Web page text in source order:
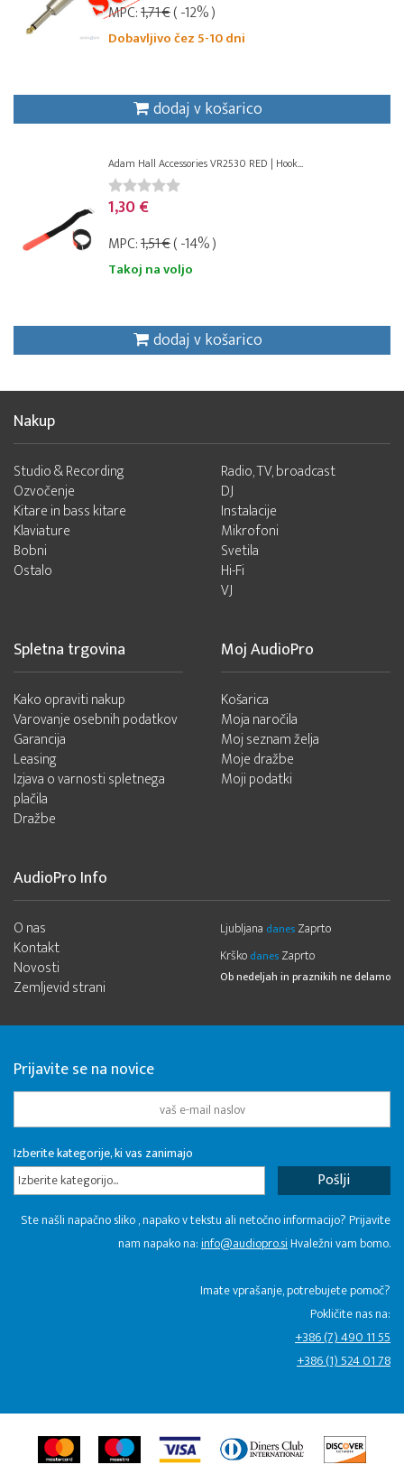
MPC:1,71 €( -12% )
Dobavljivo čez 5-10 dni
dodaj v košarico
Adam Hall Accessories VR2530 RED | Hook...
1,30 €
MPC:1,51 €( -14% )
Takoj na voljo
dodaj v košarico
Nakup
Studio & Recording
Ozvočenje
Kitare in bass kitare
Klaviature
Bobni
Ostalo
Radio, TV, broadcast
DJ
Instalacije
Mikrofoni
Svetila
Hi-Fi
VJ
Spletna trgovina
Kako opraviti nakup
Varovanje osebnih podatkov
Garancija
Leasing
Izjava o varnosti spletnega
plačila
Dražbe
Moj AudioPro
Košarica
Moja naročila
Moj seznam želja
Moje dražbe
Moji podatki
AudioPro Info
O nas
Kontakt
Novosti
Zemljevid strani
Ljubljana danes Zaprto
Krško danes Zaprto
Ob nedeljah in praznikih ne delamo
Prijavite se na novice
Izberite kategorije, ki vas zanimajo
Izberite kategorijo...
Ste našli napačno sliko , napako v tekstu ali netočno informacijo? Prijavite
nam napako na:info@audiopro.siHvaležni vam bomo.
Imate vprašanje, potrebujete pomoč?
Pokličite nas na:
+386 (7) 490 11 55
+386 (1) 524 01 78